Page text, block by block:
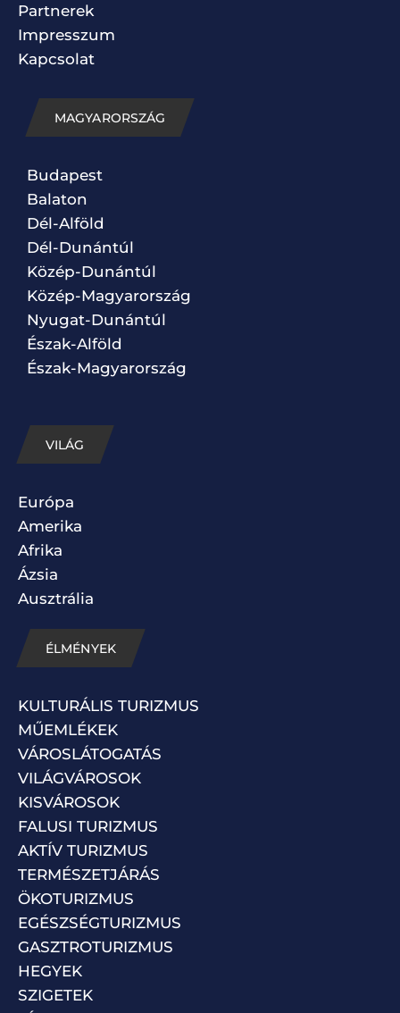
Partnerek
Impresszum
Kapcsolat
MAGYARORSZÁG
Budapest
Balaton
Dél-Alföld
Dél-Dunántúl
Közép-Dunántúl
Közép-Magyarország
Nyugat-Dunántúl
Észak-Alföld
Észak-Magyarország
VILÁG
Európa
Amerika
Afrika
Ázsia
Ausztrália
ÉLMÉNYEK
KULTURÁLIS TURIZMUS
MŰEMLÉKEK
VÁROSLÁTOGATÁS
VILÁGVÁROSOK
KISVÁROSOK
FALUSI TURIZMUS
AKTÍV TURIZMUS
TERMÉSZETJÁRÁS
ÖKOTURIZMUS
EGÉSZSÉGTURIZMUS
GASZTROTURIZMUS
HEGYEK
SZIGETEK